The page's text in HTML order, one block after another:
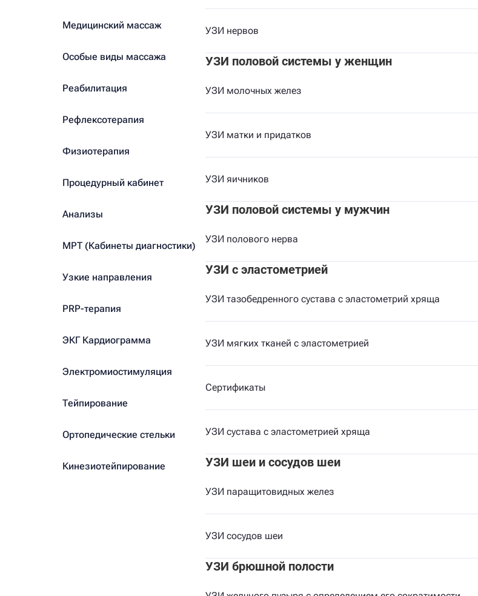
Медицинский массаж
Особые виды массажа
Реабилитация
Рефлексотерапия
Физиотерапия
Процедурный кабинет
Анализы
МРТ (Кабинеты диагностики)
Узкие направления
PRP-терапия
ЭКГ Кардиограмма
Электромиостимуляция
Тейпирование
Ортопедические стельки
Кинезиотейпирование
УЗИ нервов
УЗИ половой системы у женщин
УЗИ молочных желез
УЗИ матки и придатков
УЗИ яичников
УЗИ половой системы у мужчин
УЗИ полового нерва
УЗИ с эластометрией
УЗИ тазобедренного сустава с эластометрий хряща
УЗИ мягких тканей с эластометрией
Сертификаты
УЗИ сустава с эластометрией хряща
УЗИ шеи и сосудов шеи
УЗИ паращитовидных желез
УЗИ сосудов шеи
УЗИ брюшной полости